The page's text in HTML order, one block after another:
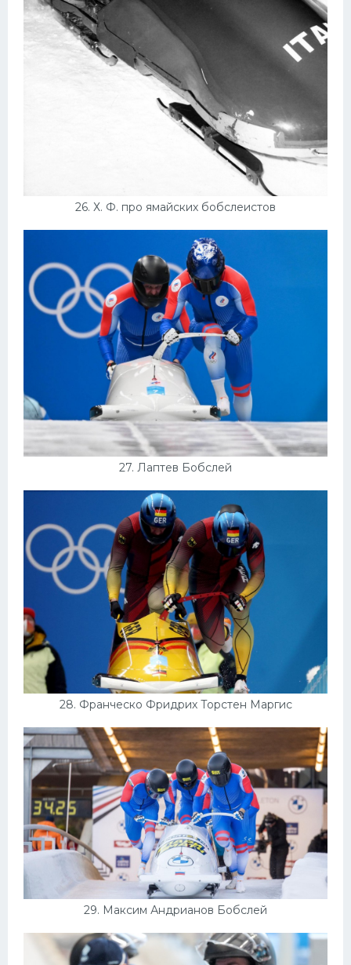
26. Х. Ф. про ямайских бобслеистов
27. Лаптев Бобслей
28. Франческо Фридрих Торстен Маргис
29. Максим Андрианов Бобслей